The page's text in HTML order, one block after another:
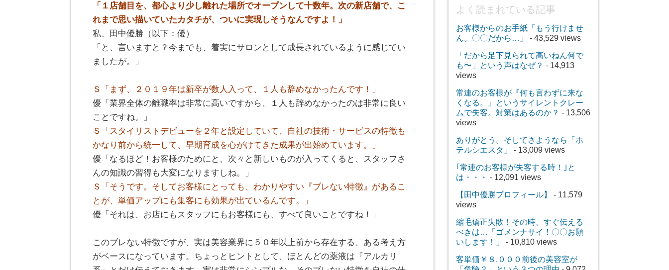
「１店舗目を、都心より少し離れた場所でオープンして十数年。次の新店舗で、こ
れまで思い描いていたカタチが、ついに実現しそうなんですよ！」
私、田中優勝（以下：優）
「と、言いますと？今までも、着実にサロンとして成長されているように感じてい
ましたが。」
Ｓ「まず、２０１９年は新卒が数人入って、１人も辞めなかったんです！」
優「業界全体の離職率は非常に高いですから、１人も辞めなかったのは非常に良い
ことですね。」
Ｓ「スタイリストデビューを２年と設定していて、自社の技術・サービスの特徴も
かなり前から統一して、早期育成を心がけてきた成果が出始めています。」
優「なるほど！お客様のためにと、次々と新しいものが入ってくると、スタッフさ
んの知識の習得も大変になりますしね。」
Ｓ「そうです。そしてお客様にとっても、わかりやすい『ブレない特徴』があるこ
とが、単価アップにも集客にも効果が出ているんです。」
優「それは、お店にもスタッフにもお客様にも、すべて良いことですね！」
このブレない特徴ですが、実は美容業界に５０年以上前から存在する、ある考え方
がベースになっています。ちょっとヒントとして、ほとんどの薬液は『アルカリ
よく読まれている記事
お客様からのお手紙「もう行けませ
ん。〇〇だから…」
- 43,529 views
「だから足下見られて高いねん何で
も〜」という声はなぜ？ - 14,913
views
常連のお客様が『何も言わずに来な
くなる。』というサイレントクレー
ムで失客。対策はあるのか？ - 13,506
views
ありがとう。そしてさようなら「ホ
テルシエスタ」
- 13,009 views
｢常連のお客様が失客する時！｣と
は・・・ - 12,091 views
【田中優勝プロフィール】
- 11,579
views
縮毛矯正失敗！その時、すぐ伝える
べきは…「ゴメンナサイ！〇〇お願
いします！」
- 10,810 views
客単価￥８,０００前後の美容室が